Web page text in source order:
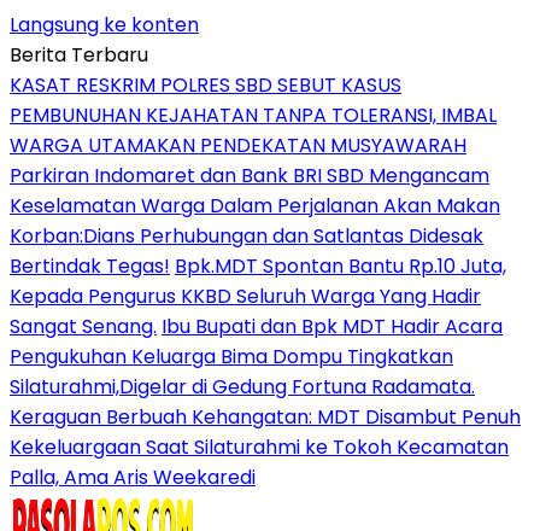
Langsung ke konten
Berita Terbaru
KASAT RESKRIM POLRES SBD SEBUT KASUS
PEMBUNUHAN KEJAHATAN TANPA TOLERANSI, IMBAL
WARGA UTAMAKAN PENDEKATAN MUSYAWARAH
Parkiran Indomaret dan Bank BRI SBD Mengancam
Keselamatan Warga Dalam Perjalanan Akan Makan
Korban:Dians Perhubungan dan Satlantas Didesak
Bertindak Tegas! Bpk.MDT Spontan Bantu Rp.10 Juta,
Kepada Pengurus KKBD Seluruh Warga Yang Hadir
Sangat Senang. Ibu Bupati dan Bpk MDT Hadir Acara
Pengukuhan Keluarga Bima Dompu Tingkatkan
Silaturahmi,Digelar di Gedung Fortuna Radamata.
Keraguan Berbuah Kehangatan: MDT Disambut Penuh
Kekeluargaan Saat Silaturahmi ke Tokoh Kecamatan
Palla, Ama Aris Weekaredi